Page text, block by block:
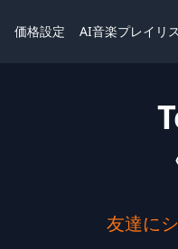
価格設定 AI音楽プレイリ
友達に